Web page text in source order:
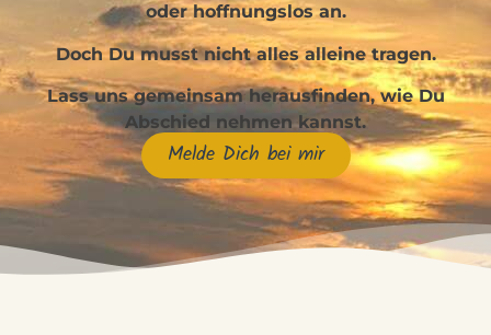
oder hoffnungslos an.
Doch Du musst nicht alles alleine tragen.
Lass uns gemeinsam herausfinden, wie Du
Abschied nehmen kannst.
Melde Dich bei mir